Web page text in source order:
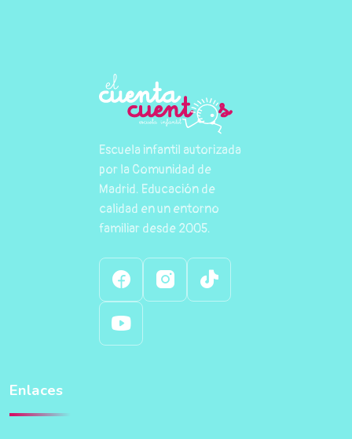
Escuela infantil autorizada
por la Comunidad de
Madrid. Educación de
calidad en un entorno
familiar desde 2005.
Enlaces